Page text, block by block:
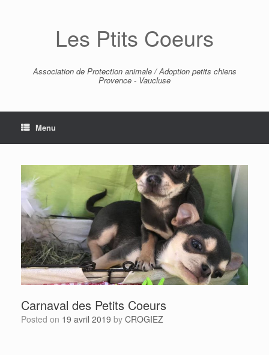
Les Ptits Coeurs
Association de Protection animale / Adoption petits chiens
Provence - Vaucluse
Menu
Carnaval des Petits Coeurs
Posted on 19 avril 2019 by CROGIEZ